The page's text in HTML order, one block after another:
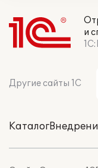
и
Другие сайты 1С
Каталог